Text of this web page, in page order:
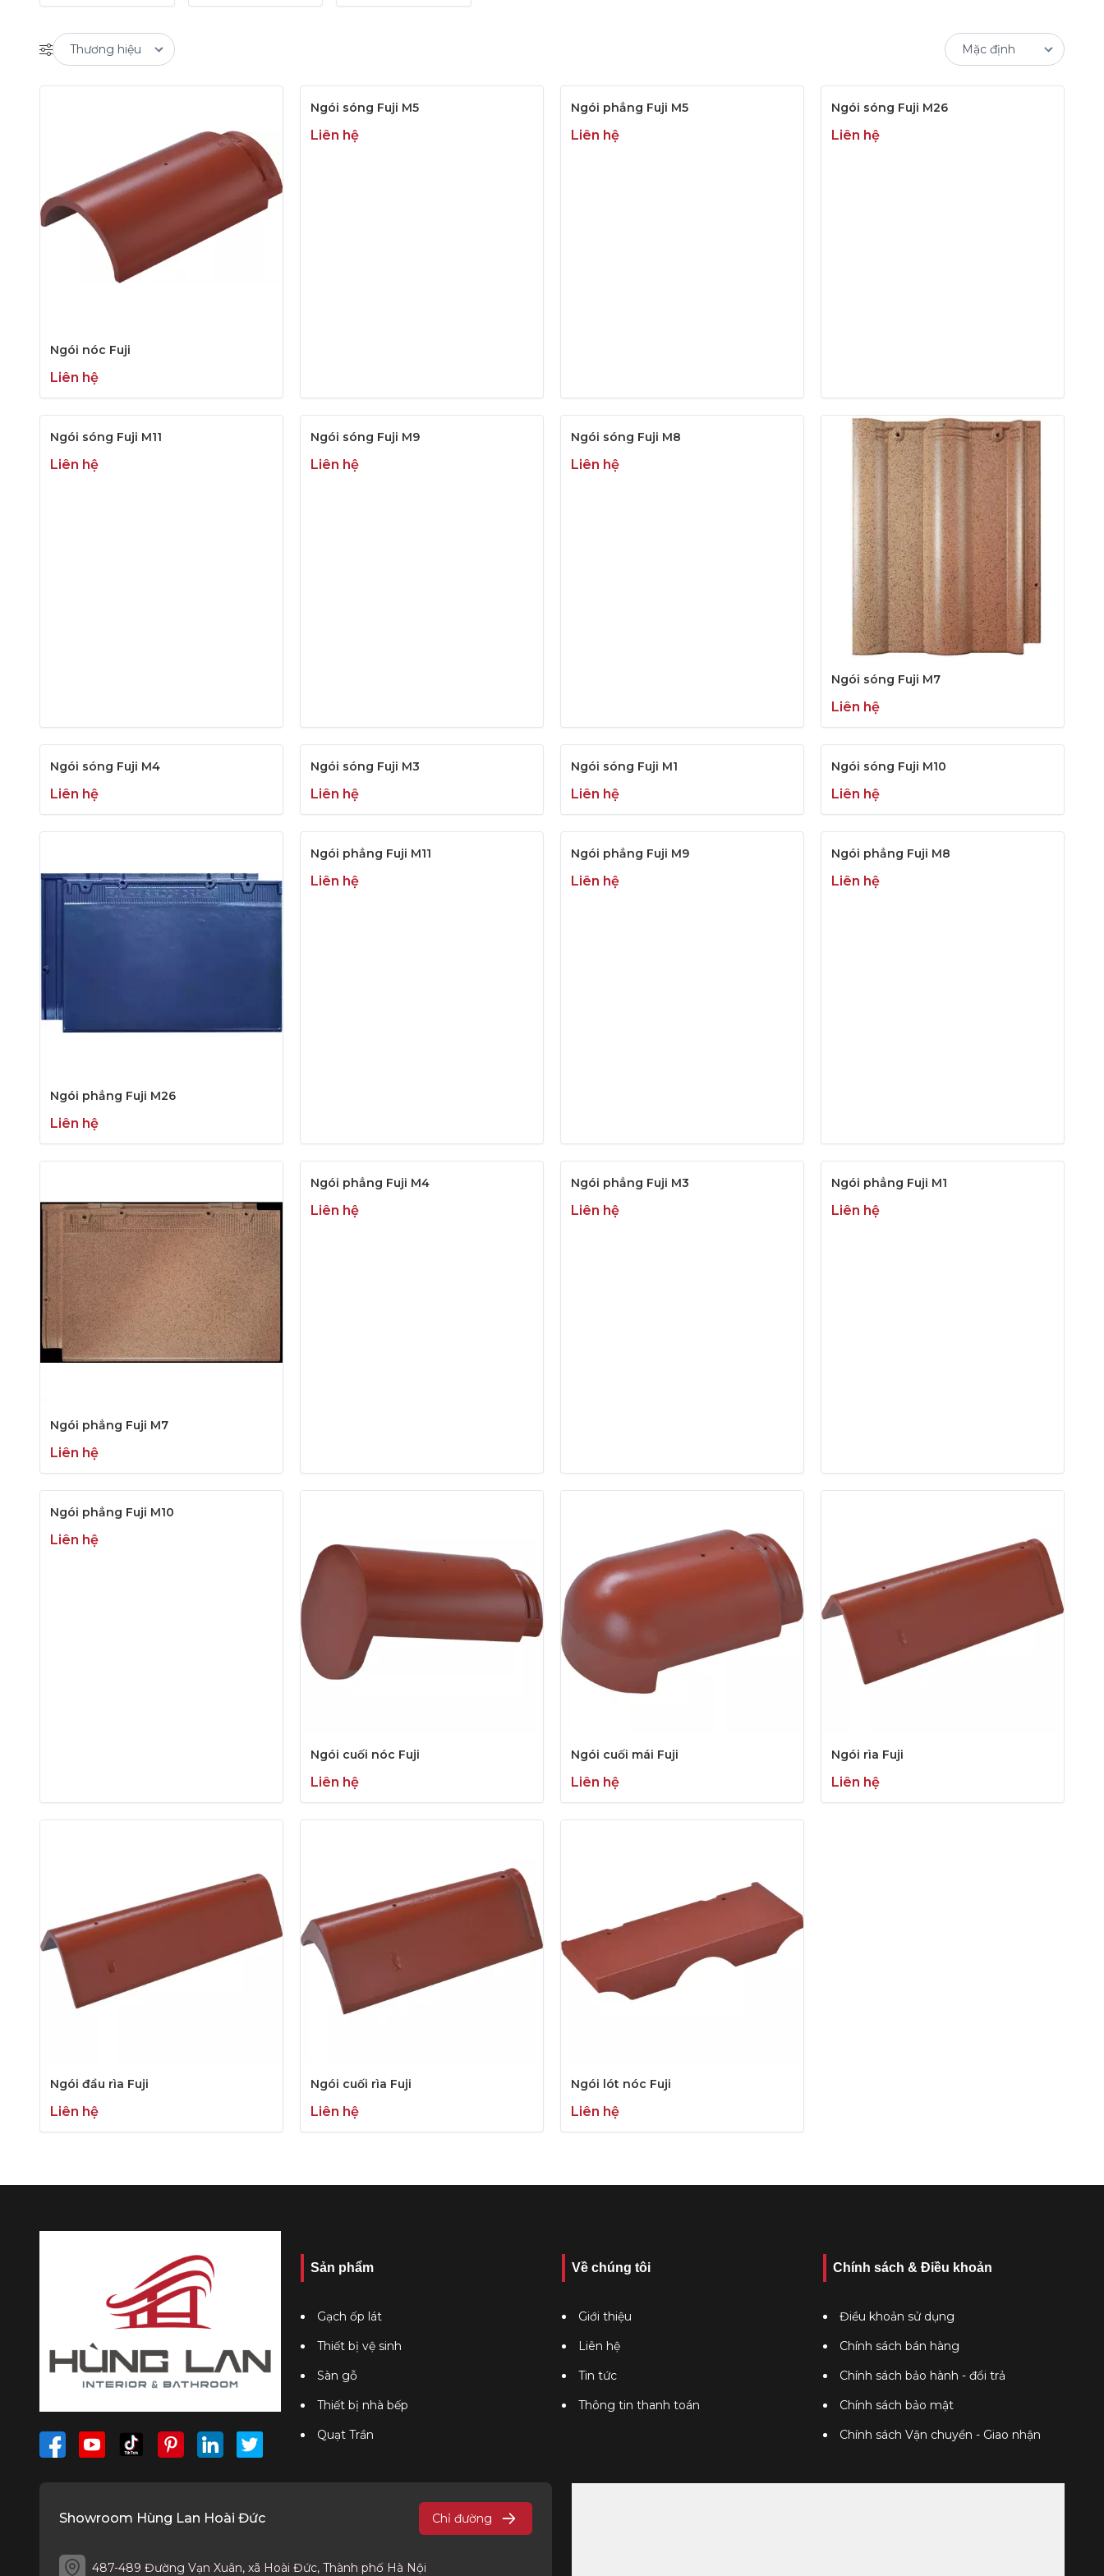
Ngói nóc Fuji
Liên hệ
Ngói sóng Fuji M5
Liên hệ
Ngói phẳng Fuji M5
Liên hệ
Ngói sóng Fuji M26
Liên hệ
Ngói sóng Fuji M11
Liên hệ
Ngói sóng Fuji M9
Liên hệ
Ngói sóng Fuji M8
Liên hệ
Ngói sóng Fuji M7
Liên hệ
Ngói sóng Fuji M4
Liên hệ
Ngói sóng Fuji M3
Liên hệ
Ngói sóng Fuji M1
Liên hệ
Ngói sóng Fuji M10
Liên hệ
Ngói phẳng Fuji M26
Liên hệ
Ngói phẳng Fuji M11
Liên hệ
Ngói phẳng Fuji M9
Liên hệ
Ngói phẳng Fuji M8
Liên hệ
Ngói phẳng Fuji M7
Liên hệ
Ngói phẳng Fuji M4
Liên hệ
Ngói phẳng Fuji M3
Liên hệ
Ngói phẳng Fuji M1
Liên hệ
Ngói phẳng Fuji M10
Liên hệ
Ngói cuối nóc Fuji
Liên hệ
Ngói cuối mái Fuji
Liên hệ
Ngói rìa Fuji
Liên hệ
Ngói đầu rìa Fuji
Liên hệ
Ngói cuối rìa Fuji
Liên hệ
Ngói lót nóc Fuji
Liên hệ
Sản phẩm
Gạch ốp lát
Thiết bị vệ sinh
Sàn gỗ
Thiết bị nhà bếp
Quạt Trần
Về chúng tôi
Giới thiệu
Liên hệ
Tin tức
Thông tin thanh toán
Chính sách & Điều khoản
Điều khoản sử dụng
Chính sách bán hàng
Chính sách bảo hành - đổi trả
Chính sách bảo mật
Chính sách Vận chuyển - Giao nhận
Showroom Hùng Lan Hoài Đức Chỉ đường
487-489 Đường Vạn Xuân, xã Hoài Đức, Thành phố Hà Nội